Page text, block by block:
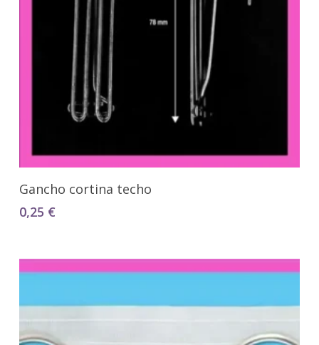
Seleccionar Opciones
Gancho cortina techo
0,25 €